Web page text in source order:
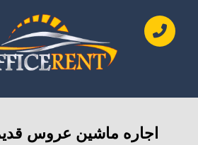
اجاره ماشین عروس